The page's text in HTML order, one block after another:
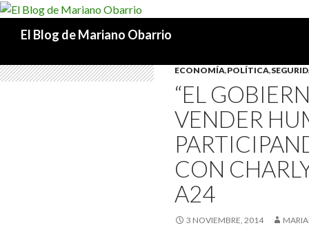
El Blog de Mariano Obarrio
ECONOMÍA,POLÍTICA,
“EL
VENDER
CON
A24
3 NOVIEMBRE, 2014